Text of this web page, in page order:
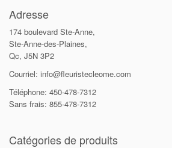
Adresse
174 boulevard Ste-Anne,
Ste-Anne-des-Plaines,
Qc, J5N 3P2
Courriel: info@fleuristecleome.com
Téléphone: 450-478-7312
Sans frais: 855-478-7312
Catégories de produits